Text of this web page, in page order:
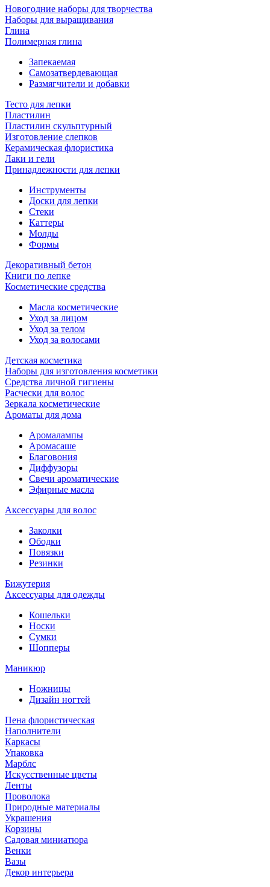
Новогодние наборы для творчества
Наборы для выращивания
Глина
Полимерная глина
Запекаемая
Самозатвердевающая
Размягчители и добавки
Тесто для лепки
Пластилин
Пластилин скульптурный
Изготовление слепков
Керамическая флористика
Лаки и гели
Принадлежности для лепки
Инструменты
Доски для лепки
Стеки
Каттеры
Молды
Формы
Декоративный бетон
Книги по лепке
Косметические средства
Масла косметические
Уход за лицом
Уход за телом
Уход за волосами
Детская косметика
Наборы для изготовления косметики
Средства личной гигиены
Расчески для волос
Зеркала косметические
Ароматы для дома
Аромалампы
Аромасаше
Благовония
Диффузоры
Свечи ароматические
Эфирные масла
Аксессуары для волос
Заколки
Ободки
Повязки
Резинки
Бижутерия
Аксессуары для одежды
Кошельки
Носки
Сумки
Шопперы
Маникюр
Ножницы
Дизайн ногтей
Пена флористическая
Наполнители
Каркасы
Упаковка
Марблс
Искусственные цветы
Ленты
Проволока
Природные материалы
Украшения
Корзины
Садовая миниатюра
Венки
Вазы
Декор интерьера